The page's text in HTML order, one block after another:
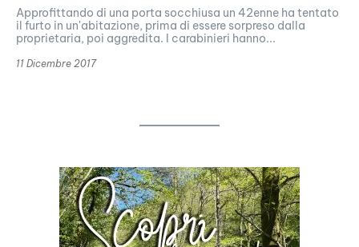
Approfittando di una porta socchiusa un 42enne ha tentato
il furto in un'abitazione, prima di essere sorpreso dalla
proprietaria, poi aggredita. I carabinieri hanno...
11 Dicembre 2017